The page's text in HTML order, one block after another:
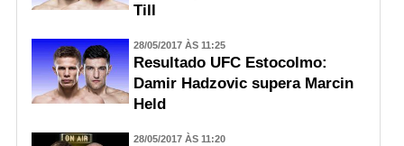
Till
28/05/2017 ÀS 11:25
Resultado UFC Estocolmo:
Damir Hadzovic supera Marcin
Held
28/05/2017 ÀS 11:20